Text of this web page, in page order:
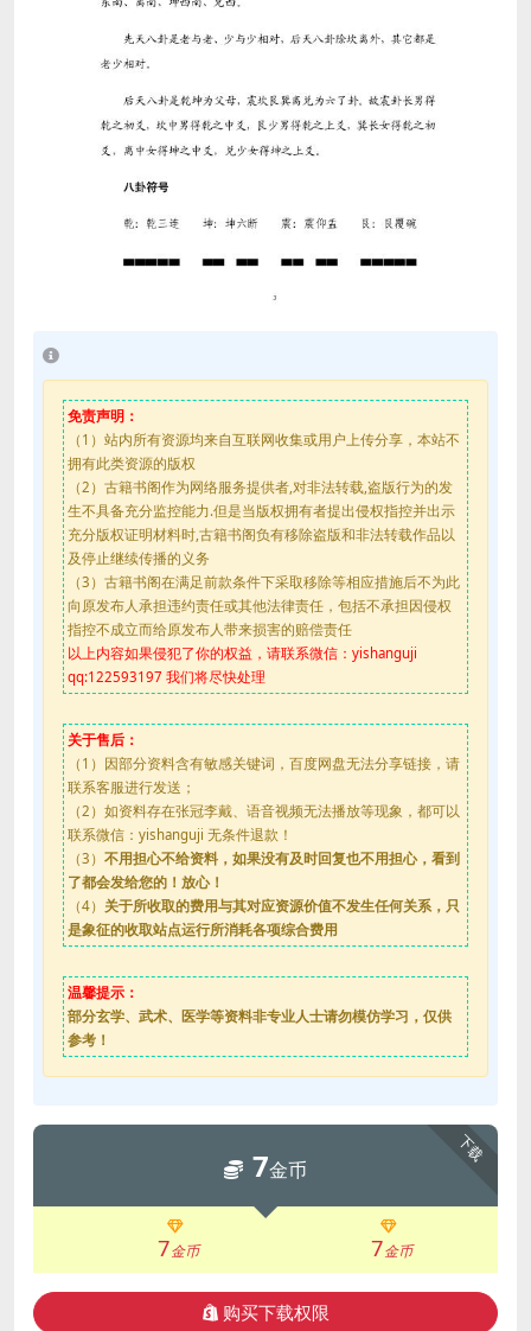
免责声明：
（1）站内所有资源均来自互联网收集或用户上传分享，本站不
拥有此类资源的版权
（2）古籍书阁作为网络服务提供者,对非法转载,盗版行为的发
生不具备充分监控能力.但是当版权拥有者提出侵权指控并出示
充分版权证明材料时,古籍书阁负有移除盗版和非法转载作品以
及停止继续传播的义务
（3）古籍书阁在满足前款条件下采取移除等相应措施后不为此
向原发布人承担违约责任或其他法律责任，包括不承担因侵权
指控不成立而给原发布人带来损害的赔偿责任
以上内容如果侵犯了你的权益，请联系微信：yishanguji
qq:122593197 我们将尽快处理
关于售后：
（1）因部分资料含有敏感关键词，百度网盘无法分享链接，请
联系客服进行发送；
（2）如资料存在张冠李戴、语音视频无法播放等现象，都可以
联系微信：yishanguji 无条件退款！
（3） 不用担心不给资料，如果没有及时回复也不用担心，看到
了都会发给您的！放心！
（4） 关于所收取的费用与其对应资源价值不发生任何关系，只
是象征的收取站点运行所消耗各项综合费用
温馨提示：
部分玄学、武术、医学等资料非专业人士请勿模仿学习，仅供
参考！
下载
7金币
7金币 7金币
购买下载权限